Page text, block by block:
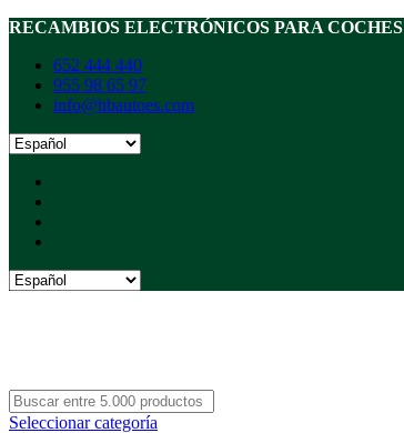
RECAMBIOS ELECTRÓNICOS PARA COCHES
652 444 440
955 98 65 97
info@hbautoes.com
Seleccionar categoría